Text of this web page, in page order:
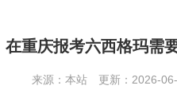
在重庆报考六西格玛需
来源：本站 更新：2026-